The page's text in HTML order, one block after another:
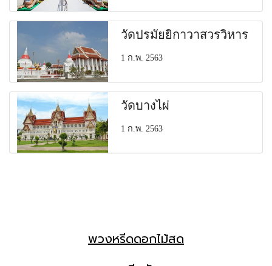
วัดปรมัยยิกาวาสวรวิหาร
1 ก.พ. 2563
วัดบางไผ่
1 ก.พ. 2563
พวงหรีดดอกไม้สด